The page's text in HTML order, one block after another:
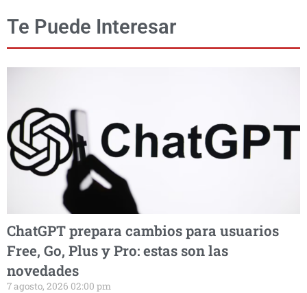
Te Puede Interesar
ChatGPT prepara cambios para usuarios
Free, Go, Plus y Pro: estas son las
novedades
7 agosto, 2026 02:00 pm